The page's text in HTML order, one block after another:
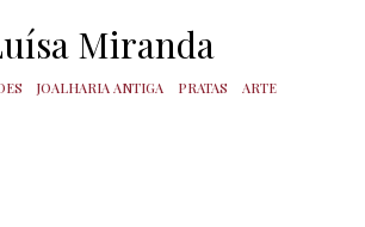
Miranda
JOALHARIA ANTIGA PRATAS ARTE